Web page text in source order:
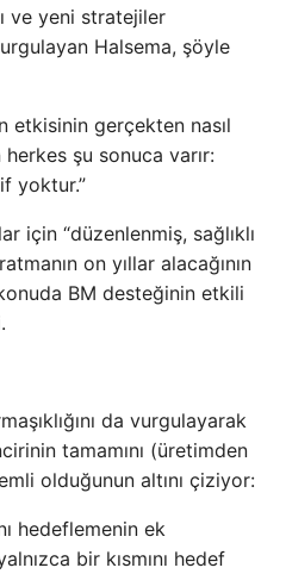
ve yeni stratejiler
Halsema, şöyle
etkisinin gerçekten nasıl
şu sonuca varır:
yoktur.”
için “düzenlenmiş, sağlıklı
on yıllar alacağının
BM desteğinin etkili
da vurgulayarak
tamamını (üretimden
olduğunun altını çiziyor:
hedeflemenin ek
bir kısmını hedef